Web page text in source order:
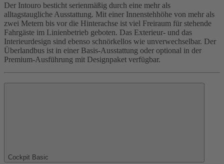
Der Intouro besticht serienmäßig durch eine mehr als
alltagstaugliche Ausstattung. Mit einer Innenstehhöhe von mehr als
zwei Metern bis vor die Hinterachse ist viel Freiraum für stehende
Fahrgäste im Linienbetrieb geboten. Das Exterieur- und das
Interieurdesign sind ebenso schnörkellos wie unverwechselbar. Der
Überlandbus ist in einer Basis-Ausstattung oder optional in der
Premium-Ausführung mit Designpaket verfügbar.
Cockpit Basic